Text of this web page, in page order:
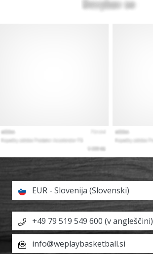
EUR - Slovenija (Slovenski)
+49 79 519 549 600 (v angleščini)
info@weplaybasketball.si